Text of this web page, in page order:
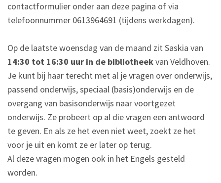
contactformulier onder aan deze pagina of via
telefoonnummer 0613964691 (tijdens werkdagen).
Op de laatste woensdag van de maand zit Saskia van
14:30 tot 16:30 uur in de bibliotheekvan Veldhoven.
Je kunt bij haar terecht met al je vragen over onderwijs,
passend onderwijs, speciaal (basis)onderwijs en de
overgang van basisonderwijs naar voortgezet
onderwijs. Ze probeert op al die vragen een antwoord
te geven. En als ze het even niet weet, zoekt ze het
voor je uit en komt ze er later op terug.
Al deze vragen mogen ook in het Engels gesteld
worden.